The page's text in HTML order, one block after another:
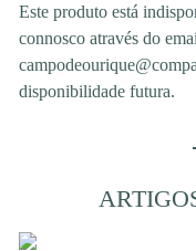
Este produto está
connosco através do
disponibilidade futura.